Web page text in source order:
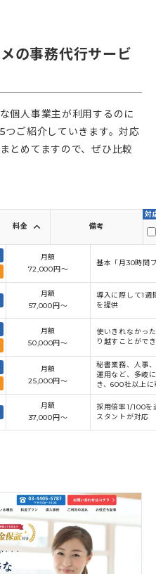
の事務代行サービ
個人事業主が利用するのに
つご紹介していきます。対応
とめてますので、ぜひ比較
料金  備考
対
月額
72,000円〜
基本「月30時間
月額
57,000円〜
導入に際して1週
を提供
月額
50,000円〜
使いきれなかっ
り越すことがで
月額
25,000円〜
秘書業務、人事
運用など、多岐
き、600社以上
月額
37,000円〜
採用倍率1/100を
スタントが対応